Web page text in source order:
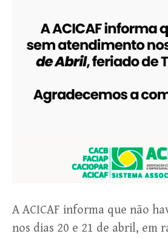
A ACICAF informa que não
nos dias 20 e 21 de abril, em